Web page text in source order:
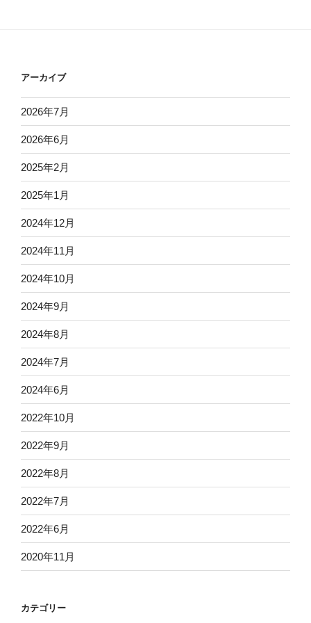
アーカイブ
2026年7月
2026年6月
2025年2月
2025年1月
2024年12月
2024年11月
2024年10月
2024年9月
2024年8月
2024年7月
2024年6月
2022年10月
2022年9月
2022年8月
2022年7月
2022年6月
2020年11月
カテゴリー